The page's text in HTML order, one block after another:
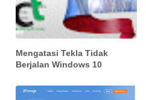
Mengatasi Tekla Tidak
Berjalan Windows 10